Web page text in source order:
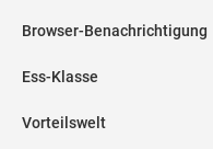
Browser-Benachrichtigung
Ess-Klasse
Vorteilswelt